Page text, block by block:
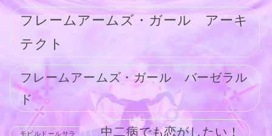
フレームアームズ・ガール アーキ
テクト
フレームアームズ・ガール バーゼラル
ド
モビルドールサラ 中二病でも恋がしたい！